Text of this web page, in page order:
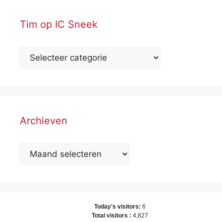
Tim op IC Sneek
Archieven
Archieven
Today's visitors: 6
Total visitors : 4,827